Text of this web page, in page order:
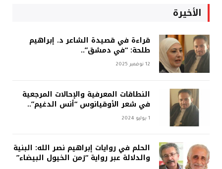
الأخيرة
قراءة في قصيدة الشاعر د. إبراهيم
طلحة: “في دمشق”..
12 نوفمبر 2025
النطاقات المعرفية والإحالات المرجعية
في شعر الأوقيانوس “أنس الدغيم”..
1 يوليو 2024
الحلم في روايات إبراهيم نصر الله: البنية
والدلالة عبر رواية “زمن الخيول البيضاء”